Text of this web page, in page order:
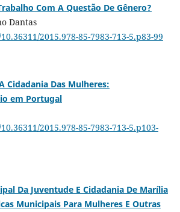
Com A Questão De Gênero?
Dantas
2015.978-85-7983-713-5.p83-99
Cidadania Das Mulheres:
em Portugal
2015.978-85-7983-713-5.p103-
Da Juventude E Cidadania De Marília
Municipais Para Mulheres E Outras